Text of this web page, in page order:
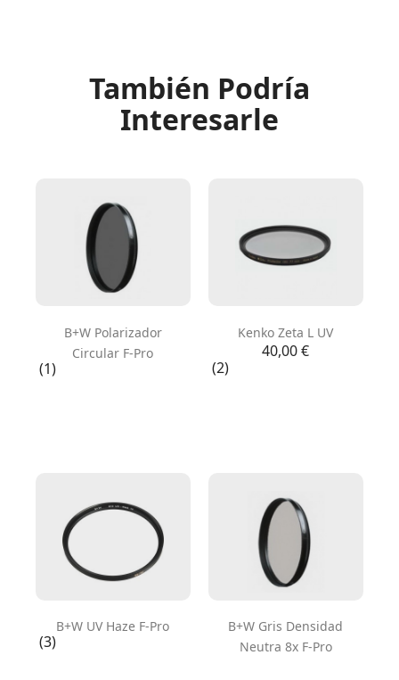
También Podría
Interesarle
B+W Polarizador
Circular F-Pro
(1)
Kenko Zeta L UV
Precio
40,00 €
(2)
B+W UV Haze F-Pro
(3)
B+W Gris Densidad
Neutra 8x F-Pro